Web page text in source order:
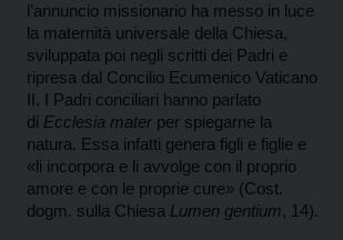
l’annuncio missionario ha messo in luce
la maternità universale della Chiesa,
sviluppata poi negli scritti dei Padri e
ripresa dal Concilio Ecumenico Vaticano
II. I Padri conciliari hanno parlato
di Ecclesia mater per spiegarne la
natura. Essa infatti genera figli e figlie e
«li incorpora e li avvolge con il proprio
amore e con le proprie cure» (Cost.
dogm. sulla Chiesa Lumen gentium, 14).